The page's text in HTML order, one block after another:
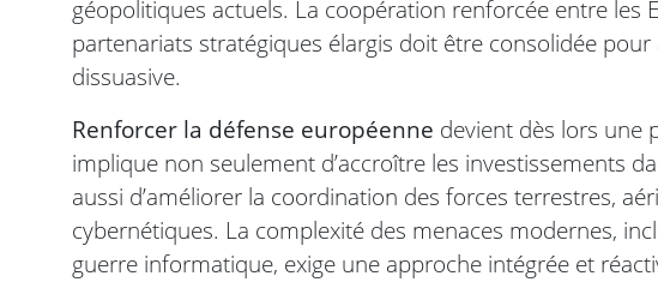
géopolitiques actuels. La coopération renforcée entre les
partenariats stratégiques élargis doit être consolidée
dissuasive.
Renforcer la défense européenne devient dès lors une
implique non seulement d’accroître les investissements
aussi d’améliorer la coordination des forces terrestres,
cybernétiques. La complexité des menaces modernes,
guerre informatique, exige une approche intégrée et